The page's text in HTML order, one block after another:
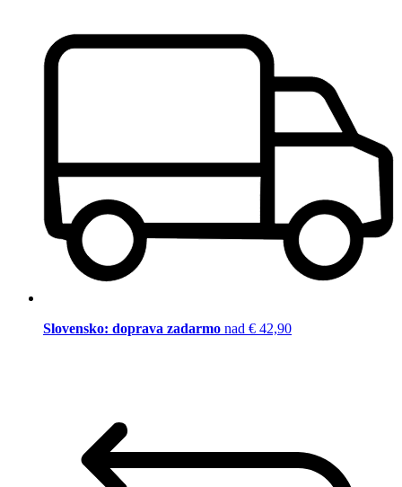
Slovensko: doprava zadarmo nad € 42,90